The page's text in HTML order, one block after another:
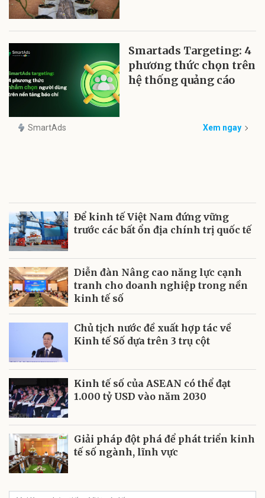
Smartads Targeting: 4
phương thức chọn trên
hệ thống quảng cáo
SmartAds Xem ngay
Để kinh tế Việt Nam đứng vững
trước các bất ổn địa chính trị quốc tế
Diễn đàn Nâng cao năng lực cạnh
tranh cho doanh nghiệp trong nền
kinh tế số
Chủ tịch nước đề xuất hợp tác về
Kinh tế Số dựa trên 3 trụ cột
Kinh tế số của ASEAN có thể đạt
1.000 tỷ USD vào năm 2030
Giải pháp đột phá để phát triển kinh
tế số ngành, lĩnh vực